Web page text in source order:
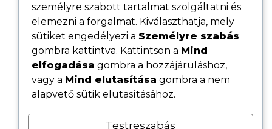
Hasznos linkek
Adatvédelmi tájékoztató
Cookie tájékoztató
személyre szabott tartalmat szolgáltatni és
elemezni a forgalmat. Kiválaszthatja, mely
sütiket engedélyezi a Személyre szabás
gombra kattintva. Kattintson a Mind
elfogadása gombra a hozzájáruláshoz,
vagy a Mind elutasítása gombra a nem
alapvető sütik elutasításához.
Testreszabás